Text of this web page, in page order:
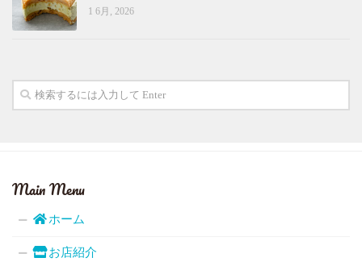
1 6月, 2026
Main Menu
ホーム
お店紹介